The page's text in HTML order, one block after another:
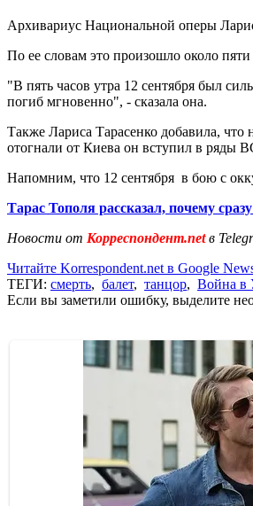
Архивариус Национальной оперы
По ее словам это произошло около
"В пять часов утра 12 сентября был
погиб мгновенно", - сказала она.
Также Лариса Тарасенко добавила,
отогнали от Киева он вступил в ряды
Напомним, что 12 сентября в бою с
Тарас Тополя рассказал, почему
Новости от Корреспондент.netв
Читайте Korrespondent.net в Google
ТЕГИ: смерть, балет, танцор, Война в
Если вы заметили ошибку, выделите